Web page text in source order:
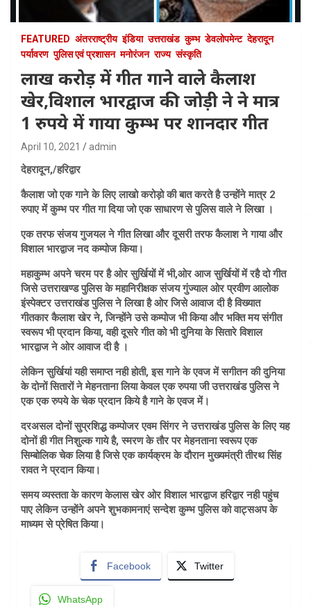
FEATURED अंतरराष्ट्रीय इंडिया उत्तराखंड कुम्भ डेवलोपमेन्ट देहरादून
पर्यावरण पुलिस एवं प्रशासन मनोरंजन राज्य संस्कृति
लाख करोड़ में गीत गाने वाले कैलाश
खेर,विशाल भारद्वाज की जोड़ी ने ने मात्र
1 रुपये में गाया कुम्भ पर शानदार गीत
April 10, 2021 admin
देहरादून,/हरिद्वार
कैलाश जो एक गाने के लिए लाखो करोड़ो की बात करते है उन्होंने मात्र 2
रुपाए में कुम्भ पर गीत गा दिया जो एक साधारण से पुलिस वाले ने लिखा ।
एक तरफ संजय गुजयल ने गीत लिखा और दूसरी तरफ कैलाश ने गाया और
विशाल भारद्वाज नद कम्पोज किया।
महाकुम्भ अपने चरम पर है ओर सुर्खियों में भी,ओर आज सुर्खियों में रहै दो गीत
जिसे उत्तराखण्ड पुलिस के महानिरीक्षक संजय गुंज्याल ओर प्रवीण आलोक
इंस्पेक्टर उत्तराखंड पुलिस ने लिखा है ओर जिसे आवाज दी है विख्यात
गीतकार कैलाश खेर ने, जिन्होंने उसे कम्पोज भी किया और भक्ति मय संगीत
स्वरूप भी प्रदान किया, वही दूसरे गीत को भी दुनिया के सितारे विशाल
भारद्वाज ने ओर आवाज दी है ।
लेकिन सुर्खियां यही समाप्त नही होती, इस गाने के एवज में सगीतन की दुनिया
के दोनों सितारों ने मेहनताना लिया केवल एक रुपया जी उत्तराखंड पुलिस ने
एक एक रुपये के चेक प्रदान किये है गाने के एवज में।
दरअसल दोनों सुप्रशिद्ध कम्पोजर एवम सिंगर ने उत्तराखंड पुलिस के लिए यह
दोनों ही गीत निशुल्क गाये है, स्मरण के तौर पर मेहनताना स्वरूप एक
सिम्बोलिक चेक लिया है जिसे एक कार्यक्रम के दौरान मुख्यमंत्री तीरथ सिंह
रावत ने प्रदान किया।
समय व्यस्तता के कारण केलास खेर ओर विशाल भारद्वाज हरिद्वार नही पहुंच
पाए लेकिन उन्होंने अपने शुभकामनाएं सन्देश कुम्भ पुलिस को वाट्सअप के
माध्यम से प्रेषित किया।
Facebook Twitter
WhatsApp